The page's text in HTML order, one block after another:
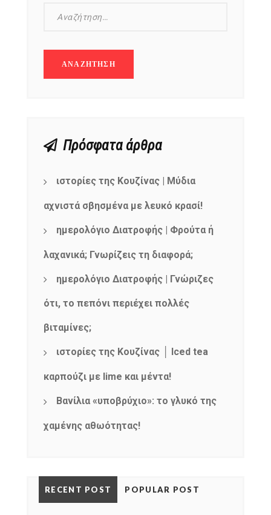
Πρόσφατα άρθρα
ιστορίες της Κουζίνας | Μύδια
αχνιστά σβησμένα με λευκό κρασί!
ημερολόγιο Διατροφής | Φρούτα ή
λαχανικά; Γνωρίζεις τη διαφορά;
ημερολόγιο Διατροφής | Γνώριζες
ότι, το πεπόνι περιέχει πολλές
βιταμίνες;
ιστορίες της Κουζίνας │ Iced tea
καρπούζι με lime και μέντα!
Βανίλια «υποβρύχιο»: το γλυκό της
χαμένης αθωότητας!
RECENT POST POPULAR POST
NEWSLETTER
Get ti
mel
y updates
fro
m
your favorite
products